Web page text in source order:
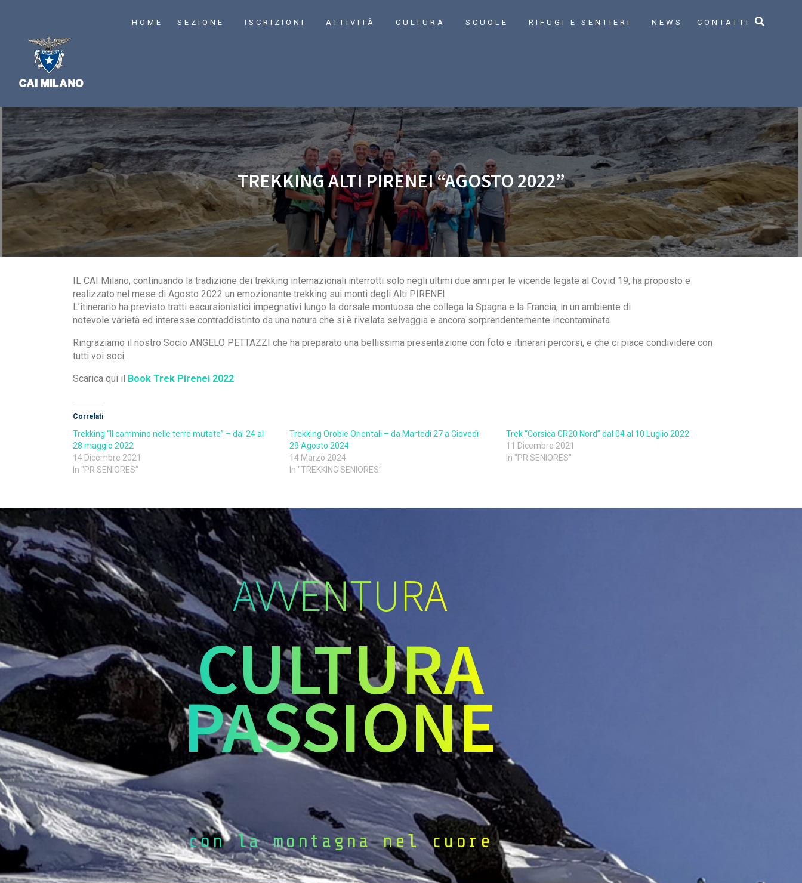
HOME SEZIONE ISCRIZIONI ATTIVITÀ CULTURA SCUOLE RIFUGI E SENTIERI NEWS CONTATTI
TREKKING ALTI PIRENEI “AGOSTO 2022”
IL CAI Milano, continuando la tradizione dei trekking internazionali interrotti solo negli ultimi due anni per le vicende legate al Covid 19, ha proposto e
realizzato nel mese di Agosto 2022 un emozionante trekking sui monti degli Alti PIRENEI.
L’itinerario ha previsto tratti escursionistici impegnativi lungo la dorsale montuosa che collega la Spagna e la Francia, in un ambiente di
notevole varietà ed interesse contraddistinto da una natura che si è rivelata selvaggia e ancora sorprendentemente incontaminata.
Ringraziamo il nostro Socio ANGELO PETTAZZI che ha preparato una bellissima presentazione con foto e itinerari percorsi, e che ci piace condividere con
tutti voi soci.
Scarica qui il Book Trek Pirenei 2022
Correlati
Trekking “Il cammino nelle terre mutate” – dal 24 al
28 maggio 2022
14 Dicembre 2021
In "PR SENIORES"
Trekking Orobie Orientali – da Martedì 27 a Giovedì
29 Agosto 2024
14 Marzo 2024
In "TREKKING SENIORES"
Trek “Corsica GR20 Nord” dal 04 al 10 Luglio 2022
11 Dicembre 2021
In "PR SENIORES"
AVVENTURA
CULTURA
PASSIONE
con la montagna nel cuore